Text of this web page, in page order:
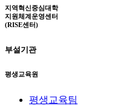
지역혁신중심대학
지원체계운영센터
(RISE센터)
부설기관
평생교육원
평생교육팀